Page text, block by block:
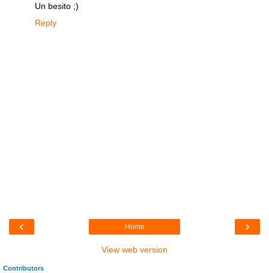
Un besito ;)
Reply
‹ ›
Home
View web version
Contributors